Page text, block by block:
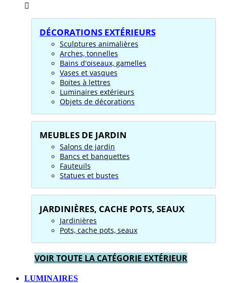
DÉCORATIONS EXTÉRIEURS
Sculptures animalières
Arches, tonnelles
Bains d'oiseaux, gamelles
Vases et vasques
Boites à lettres
Luminaires extérieurs
Objets de décorations
MEUBLES DE JARDIN
Salons de jardin
Bancs et banquettes
Fauteuils
Statues et bustes
JARDINIÈRES, CACHE POTS, SEAUX
Jardinières
Pots, cache pots, seaux
VOIR TOUTE LA CATÉGORIE EXTÉRIEUR
LUMINAIRES